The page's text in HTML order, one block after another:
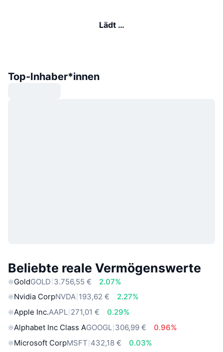
Lädt …
Top-Inhaber*innen
Beliebte reale Vermögenswerte
GoldGOLD 3.756,55 €
2.07%
Nvidia CorpNVDA 193,62 €
2.27%
Apple Inc.AAPL 271,01 €
0.29%
Alphabet Inc Class AGOOGL 306,99 €
0.96%
Microsoft CorpMSFT 432,18 €
0.03%